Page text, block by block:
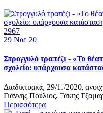
2967
29 Νοε 20
Στρογγυλό τραπέζι - «Το
σχολείο: υπάρχουσα
Διαδικτυακά, 29/11/2020,
Γιάννης Πούλιος, Τάκης
Περισσότερα